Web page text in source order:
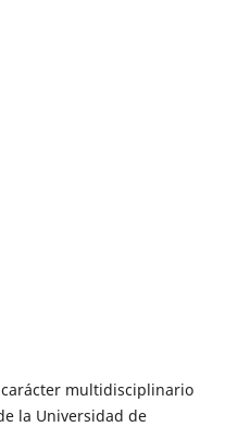
multidisciplinario
la Universidad de